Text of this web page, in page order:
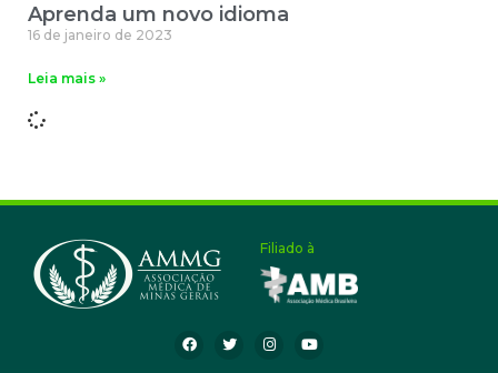
Aprenda um novo idioma
16 de janeiro de 2023
Leia mais »
Filiado à